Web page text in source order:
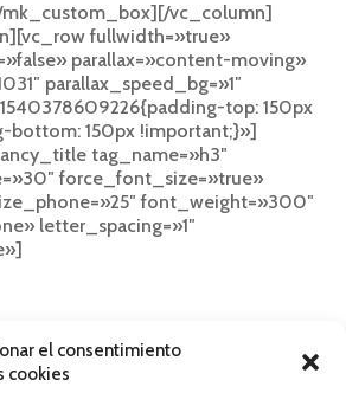
el consentimiento
cookies
vc_column]
fullwidth=»true»
parallax=»content-moving»
parallax_speed_bg=»1″
top: 150px
bottom: 150px !important;}»]
tag_name=»h3″
force_font_size=»true»
font_weight=»300″
letter_spacing=»1″
mensajería
image=»11032″